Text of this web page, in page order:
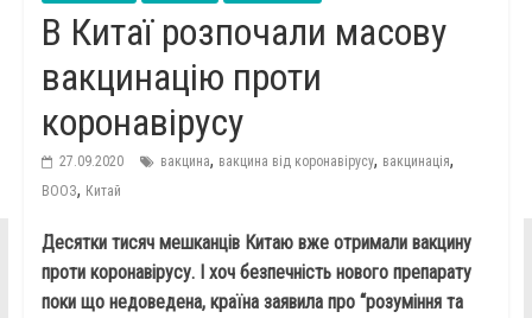
В Китаї розпочали масову
вакцинацію проти
коронавірусу
27.09.2020 вакцина, вакцина від коронавірусу, вакцинація,
ВООЗ, Китай
Десятки тисяч мешканців Китаю вже отримали вакцину
проти коронавірусу. І хоч безпечність нового препарату
поки що недоведена, країна заявила про “розуміння та